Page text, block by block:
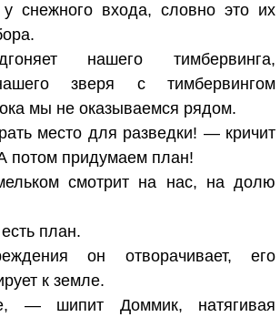
у снежного входа, словно это их
нашего тимбервинга,
зверя с тимбервингом
мы не оказываемся рядом.
место для разведки! — кричит
потом придумаем план!
смотрит на нас, на долю
план.
он отворачивает, его
к земле.
— шипит Доммик, натягивая